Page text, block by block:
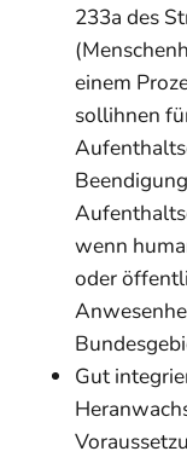
233a des
einem
sollihnen
wenn
oder
Gut